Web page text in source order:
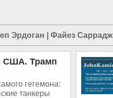
Эрдоган Файез Саррадж
США. Трамп
гегемона:
танкеры